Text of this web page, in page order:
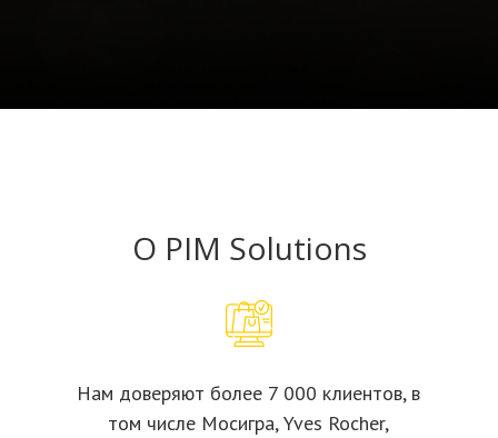
О PIM Solutions
Нам доверяют более 7 000 клиентов, в
том числе Мосигра, Yves Rocher,